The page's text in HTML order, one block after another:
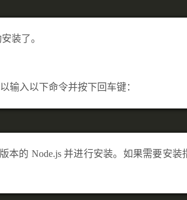
装了。
输入以下命令并按下回车键：
本的 Node.js 并进行安装。如果需要安装